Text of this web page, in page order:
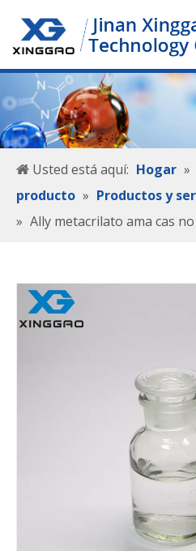
Usted está aquí: Hogar »
producto » Productos y
» Ally metacrilato ama cas